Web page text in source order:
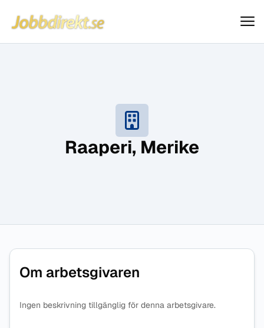
Hoppa till innehåll
Jobbdirekt
Raaperi, Merike
Om arbetsgivaren
Ingen beskrivning tillgänglig för denna arbetsgivare.